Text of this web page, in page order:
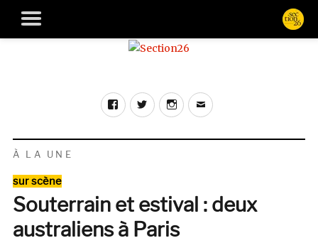
FacebookTwitterInstagram
E-
À LA UNE
Catégories
sur scène
Souterrain et estival : deux
australiens à Paris